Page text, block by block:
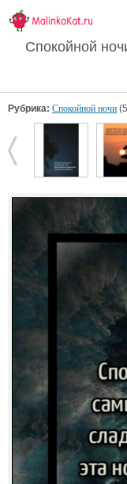
Спокойной
Рубрика: Спокойной ночи